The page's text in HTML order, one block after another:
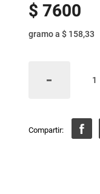
$7600
gramoa $ 158,33